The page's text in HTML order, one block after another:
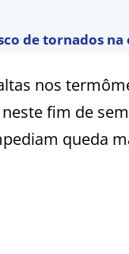
de tornados na
nos
fim de
queda